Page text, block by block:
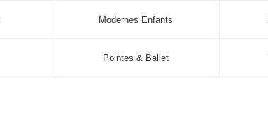
Modernes Enfants
Pointes & Ballet